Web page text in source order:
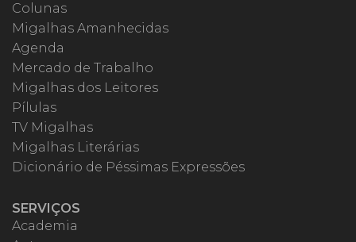
Colunas
Migalhas Amanhecidas
Agenda
Mercado de Trabalho
Migalhas dos Leitores
Pílulas
TV Migalhas
Migalhas Literárias
Dicionário de Péssimas Expressões
SERVIÇOS
Academia